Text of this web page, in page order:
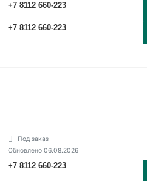
+7 8112 660-223
+7 8112 660-223
Под заказ
Обновлено 06.08.2026
+7 8112 660-223